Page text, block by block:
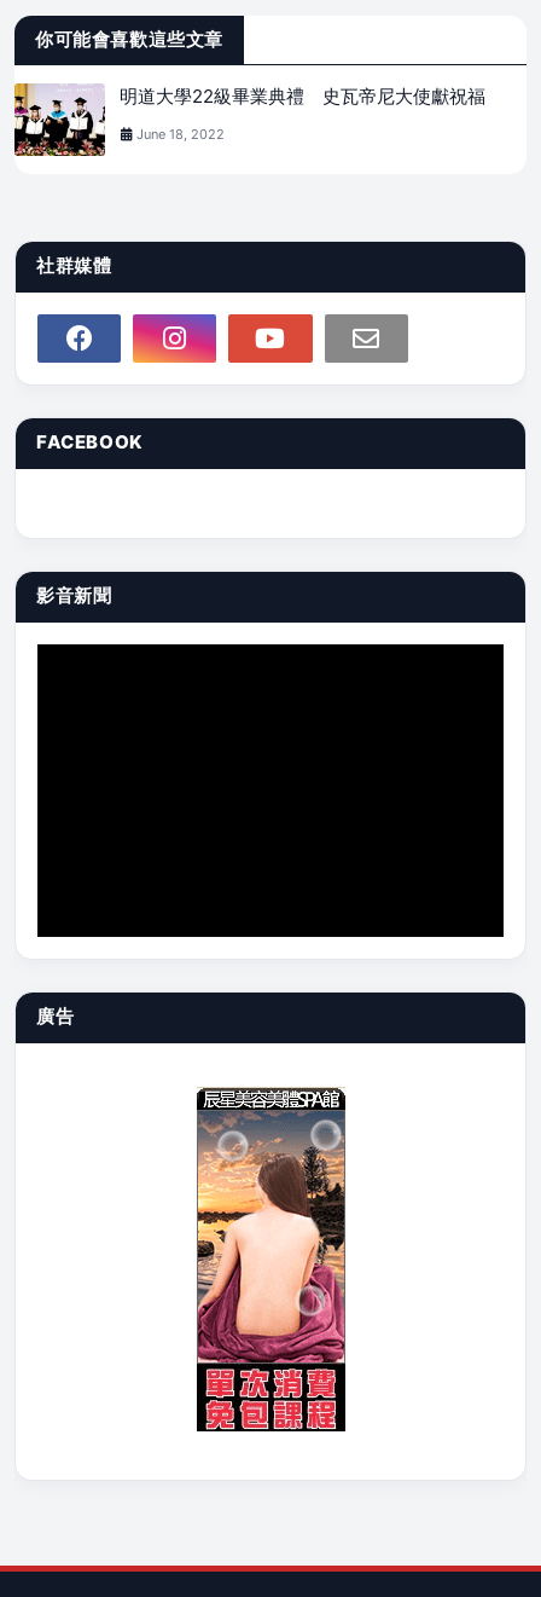
你可能會喜歡這些文章
明道大學22級畢業典禮 史瓦帝尼大使獻祝福
June 18, 2022
社群媒體
FACEBOOK
影音新聞
廣告